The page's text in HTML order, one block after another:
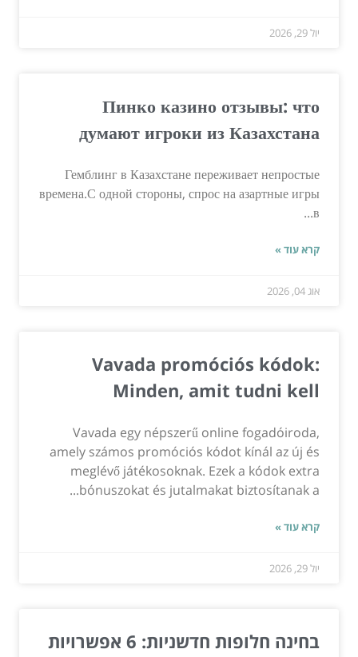
יול 29, 2026
Пинко казино отзывы: что
думают игроки из Казахстана
Гемблинг в Казахстане переживает непростые
времена.С одной стороны, спрос на азартные игры
в...
קרא עוד »
אוג 04, 2026
Vavada promóciós kódok:
Minden, amit tudni kell
Vavada egy népszerű online fogadóiroda,
amely számos promóciós kódot kínál az új és
meglévő játékosoknak. Ezek a kódok extra
bónuszokat és jutalmakat biztosítanak a...
קרא עוד »
יול 29, 2026
בחינה חלופות חדשניות: 6 אפשרויות